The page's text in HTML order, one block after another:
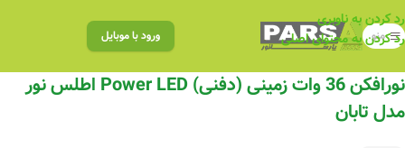
رد کردن به ناوبری
رد کردن به محتوای اصلی
منو ورود با موبایل
نورافکن 36 وات زمینی (دفنی) Power LED اطلس نور
مدل تابان